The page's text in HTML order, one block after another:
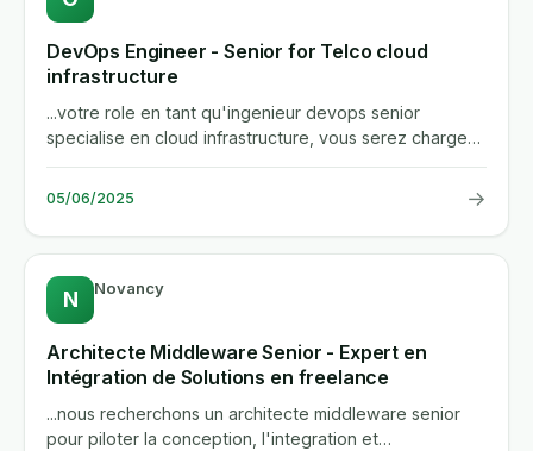
DevOps Engineer - Senior for Telco cloud
infrastructure
...votre role en tant qu'ingenieur devops senior
specialise en cloud infrastructure, vous serez charge
de concevoir,...
05/06/2025 →
N Novancy
Architecte Middleware Senior - Expert en
Intégration de Solutions en freelance
...nous recherchons un architecte middleware senior
pour piloter la conception, l'integration et